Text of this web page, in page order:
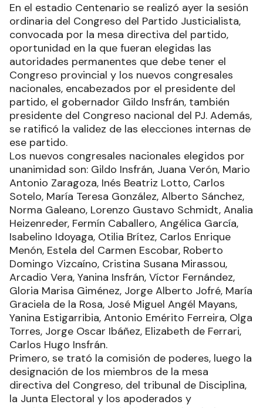
En el estadio Centenario se realizó ayer la sesión
ordinaria del Congreso del Partido Justicialista,
convocada por la mesa directiva del partido,
oportunidad en la que fueran elegidas las
autoridades permanentes que debe tener el
Congreso provincial y los nuevos congresales
nacionales, encabezados por el presidente del
partido, el gobernador Gildo Insfrán, también
presidente del Congreso nacional del PJ. Además,
se ratificó la validez de las elecciones internas de
ese partido.
Los nuevos congresales nacionales elegidos por
unanimidad son: Gildo Insfrán, Juana Verón, Mario
Antonio Zaragoza, Inés Beatriz Lotto, Carlos
Sotelo, María Teresa González, Alberto Sánchez,
Norma Galeano, Lorenzo Gustavo Schmidt, Analia
Heizenreder, Fermín Caballero, Angélica García,
Isabelino Idoyaga, Otilia Brítez, Carlos Enrique
Menón, Estela del Carmen Escobar, Roberto
Domingo Vizcaíno, Cristina Susana Mirassou,
Arcadio Vera, Yanina Insfrán, Víctor Fernández,
Gloria Marisa Giménez, Jorge Alberto Jofré, María
Graciela de la Rosa, José Miguel Angél Mayans,
Yanina Estigarribia, Antonio Emérito Ferreira, Olga
Torres, Jorge Oscar Ibáñez, Elizabeth de Ferrari,
Carlos Hugo Insfrán.
Primero, se trató la comisión de poderes, luego la
designación de los miembros de la mesa
directiva del Congreso, del tribunal de Disciplina,
la Junta Electoral y los apoderados y